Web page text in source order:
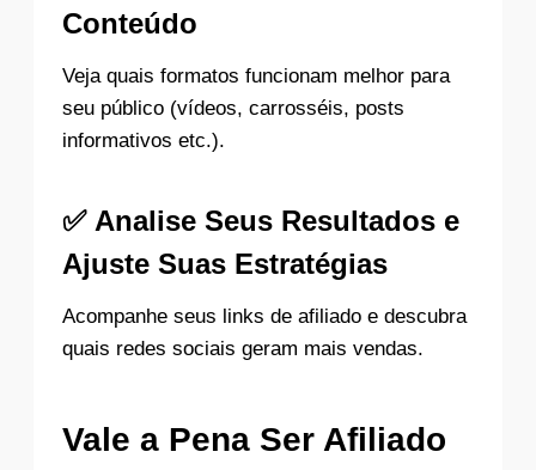
Conteúdo
Veja quais formatos funcionam melhor para
seu público (vídeos, carrosséis, posts
informativos etc.).
✅ Analise Seus Resultados e
Ajuste Suas Estratégias
Acompanhe seus links de afiliado e descubra
quais redes sociais geram mais vendas.
Vale a Pena Ser Afiliado